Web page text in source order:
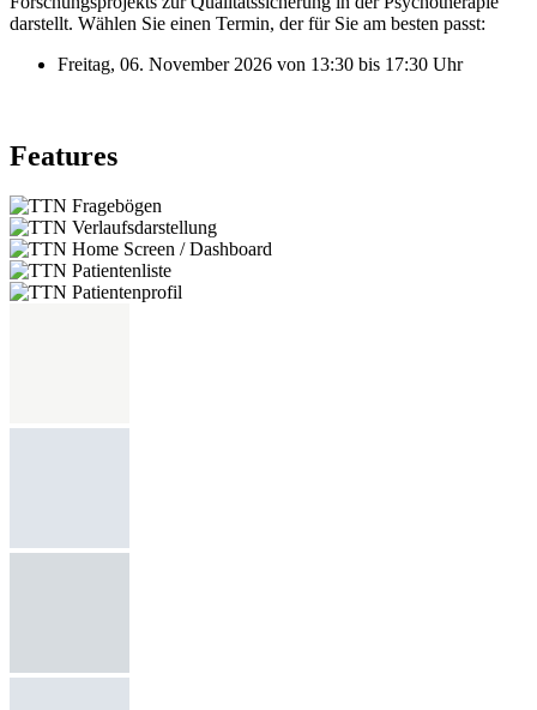
darstellt. Wählen Sie einen Termin, der für Sie am besten passt:
Freitag, 06. November 2026 von 13:30 bis 17:30 Uhr
Features